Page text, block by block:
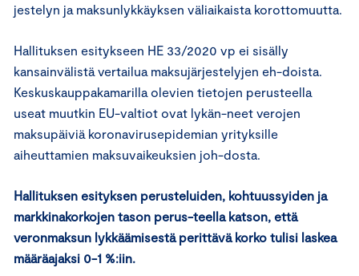
jestelyn ja maksunlykkäyksen väliaikaista korottomuutta.
Hallituksen esitykseen HE 33/2020 vp ei sisälly
kansainvälistä vertailua maksujärjestelyjen eh-doista.
Keskuskauppakamarilla olevien tietojen perusteella
useat muutkin EU-valtiot ovat lykän-neet verojen
maksupäiviä koronavirusepidemian yrityksille
aiheuttamien maksuvaikeuksien joh-dosta.
Hallituksen esityksen perusteluiden, kohtuussyiden ja
markkinakorkojen tason perus-teella katson, että
veronmaksun lykkäämisestä perittävä korko tulisi laskea
määräajaksi 0-1 %:iin.